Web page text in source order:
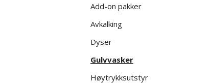
Add-on pakker
Avkalking
Dyser
Gulvvasker
Høytrykksutstyr